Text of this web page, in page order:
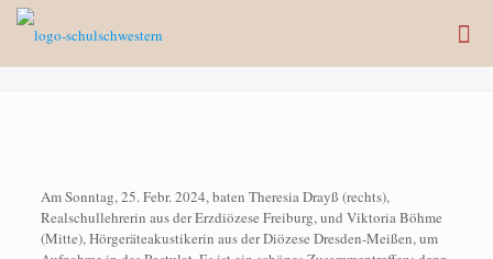
Am Sonntag, 25. Febr. 2024, baten Theresia Drayß (rechts),
Realschullehrerin aus der Erzdiözese Freiburg, und Viktoria Böhme
(Mitte), Hörgeräteakustikerin aus der Diözese Dresden-Meißen, um